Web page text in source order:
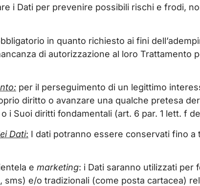
i Dati per prevenire possibili rischi e frodi,
in quanto richiesto ai fini
di autorizzazione al loro
per il perseguimento di un legittimo
diritto o avanzare una qualche pretesa
i Suoi diritti fondamentali (art. 6 par. 1 lett. f
Dati: I dati potranno essere conservati fino
e marketing: i Dati saranno utilizzati per
sms) e/o tradizionali (come posta cartacea)